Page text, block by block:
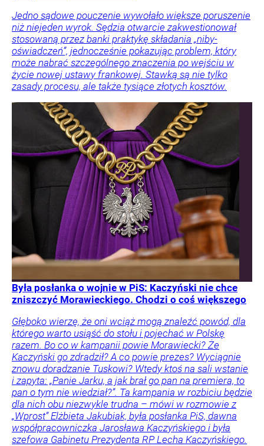
Jedno sądowe pouczenie wywołało większe poruszenie
niż niejeden wyrok. Sędzia otwarcie zakwestionował
stosowaną przez banki praktykę składania „niby-
oświadczeń”, jednocześnie pokazując problem, który
może nabrać szczególnego znaczenia po wejściu w
życie nowej ustawy frankowej. Stawką są nie tylko
zasady procesu, ale także tysiące złotych kosztów.
Była posłanka o wojnie w PiS: Kaczyński nie chce
zniszczyć Morawieckiego. Chodzi o coś większego
Głęboko wierzę, że oni wciąż mogą znaleźć powód, dla
którego warto usiąść do stołu i pojechać w Polskę
razem. Bo co w kampanii powie Morawiecki? Że
Kaczyński go zdradził? A co powie prezes? Wyciągnie
znowu doradzanie Tuskowi? Wtedy ktoś na sali wstanie
i zapyta: „Panie Jarku, a jak brał go pan na premiera, to
pan o tym nie wiedział?”. Ta kampania w rozbiciu będzie
dla nich obu niezwykle trudna – mówi w rozmowie z
„Wprost” Elżbieta Jakubiak, była posłanka PiS, dawna
współpracowniczka Jarosława Kaczyńskiego i była
szefowa Gabinetu Prezydenta RP Lecha Kaczyńskiego.